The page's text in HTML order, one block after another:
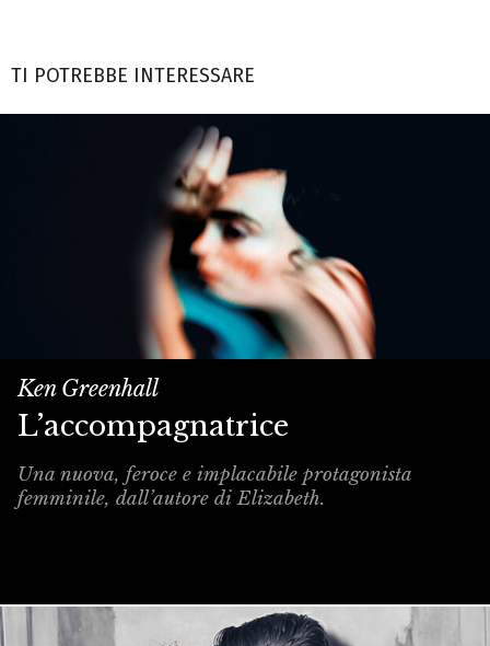
TI POTREBBE INTERESSARE
Ken Greenhall
L’accompagnatrice
Una nuova, feroce e implacabile protagonista
femminile, dall’autore di Elizabeth.